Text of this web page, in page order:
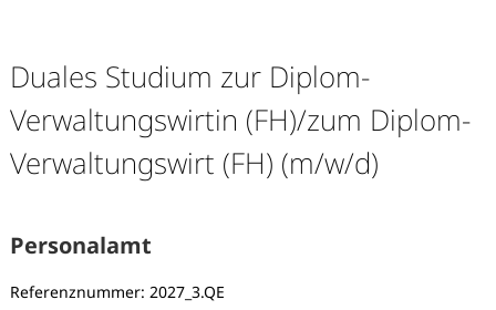
Duales Studium zur Diplom-
Verwaltungswirtin (FH)/zum Diplom-
Verwaltungswirt (FH) (m/w/d)
Personalamt
Referenznummer: 2027_3.QE